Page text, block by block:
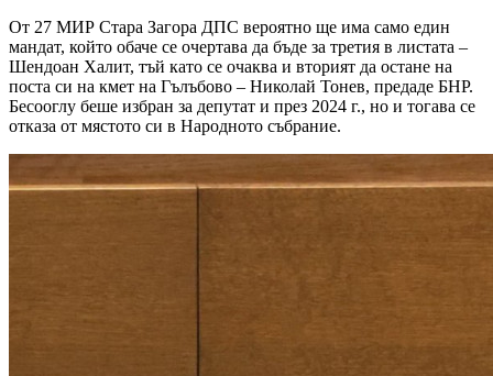
От 27 МИР Стара Загора ДПС вероятно ще има само един
мандат, който обаче се очертава да бъде за третия в листата –
Шендоан Халит, тъй като се очаква и вторият да остане на
поста си на кмет на Гълъбово – Николай Тонев, предаде БНР.
Бесооглу беше избран за депутат и през 2024 г., но и тогава се
отказа от мястото си в Народното събрание.